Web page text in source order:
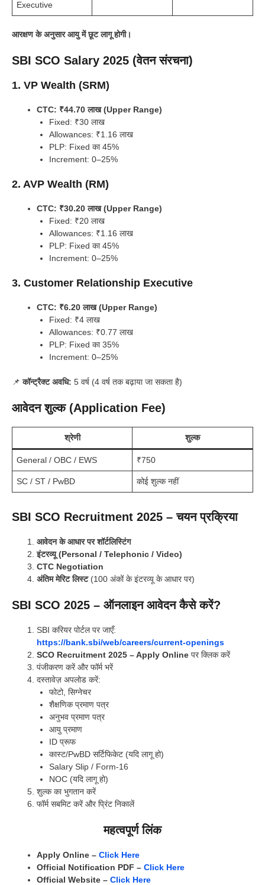
Executive
आरक्षण के अनुसार आयु में छूट लागू होगी।
SBI SCO Salary 2025 (वेतन संरचना)
1. VP Wealth (SRM)
CTC: ₹44.70 लाख (Upper Range)
Fixed: ₹30 लाख
Allowances: ₹1.16 लाख
PLP: Fixed का 45%
Increment: 0–25%
2. AVP Wealth (RM)
CTC: ₹30.20 लाख (Upper Range)
Fixed: ₹20 लाख
Allowances: ₹1.16 लाख
PLP: Fixed का 45%
Increment: 0–25%
3. Customer Relationship Executive
CTC: ₹6.20 लाख (Upper Range)
Fixed: ₹4 लाख
Allowances: ₹0.77 लाख
PLP: Fixed का 35%
Increment: 0–25%
📌कॉन्ट्रैक्ट अवधि: 5 वर्ष (4 वर्ष तक बढ़ाया जा सकता है)
आवेदन शुल्क (Application Fee)
श्रेणी शुल्क
General / OBC / EWS ₹750
SC / ST / PwBD कोई शुल्क नहीं
SBI SCO Recruitment 2025 – चयन प्रक्रिया
आवेदन के आधार पर शॉर्टलिस्टिंग
इंटरव्यू (Personal / Telephonic / Video)
CTC Negotiation
अंतिम मेरिट लिस्ट(100 अंकों के इंटरव्यू के आधार पर)
SBI SCO 2025 – ऑनलाइन आवेदन कैसे करें?
SBI करियर पोर्टल पर जाएँ:
https://bank.sbi/web/careers/current-openings
SCO Recruitment 2025 – Apply Online पर क्लिक करें
पंजीकरण करें और फॉर्म भरें
दस्तावेज़ अपलोड करें:
फोटो, सिग्नेचर
शैक्षणिक प्रमाण पत्र
अनुभव प्रमाण पत्र
आयु प्रमाण
ID प्रूफ
कास्ट/PwBD सर्टिफिकेट (यदि लागू हो)
Salary Slip / Form-16
NOC (यदि लागू हो)
शुल्क का भुगतान करें
फॉर्म सबमिट करें और प्रिंट निकालें
महत्वपूर्ण लिंक
Apply Online – Click Here
Official Notification PDF – Click Here
Official Website – Click Here